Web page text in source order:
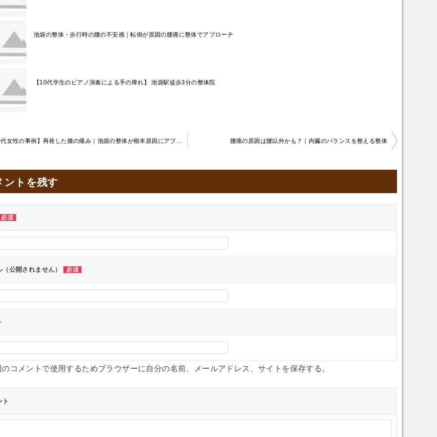
池袋の整体・歩行時の腰の不安感｜転倒が原因の腰痛に整体でアプローチ
【10代学生のピアノ演奏による手の痺れ】 池袋駅徒歩3分の整体院
【30代女性の事例】再発した膝の痛み｜池袋の整体が根本原因にアプローチ 腰痛の原因は腰以外かも？｜内臓のバランスを整える整体
ントを残す
必須
（公開されません） 必須
のコメントで使用するためブラウザーに自分の名前、メールアドレス、サイトを保存する。
ト